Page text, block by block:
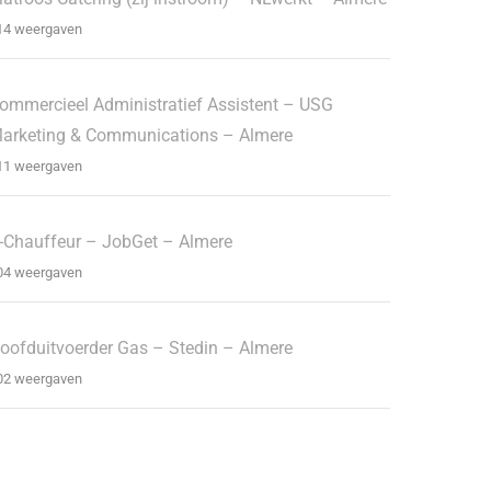
weergaven
Administratief Assistent – USG
& Communications – Almere
weergaven
Chauffeur – JobGet – Almere
weergaven
Gas – Stedin – Almere
weergaven